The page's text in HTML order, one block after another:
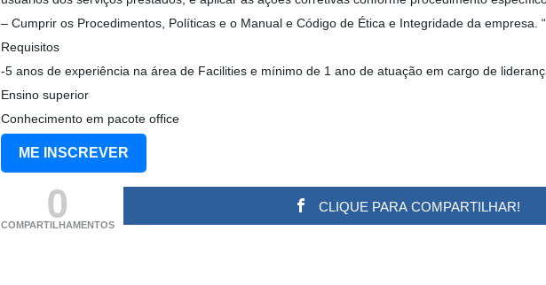
– Cumprir os Procedimentos, Políticas e o Manual e Código de Ética e Integridade da empresa. “
Requisitos
-5 anos de experiência na área de Facilities e mínimo de 1 ano de atuação em cargo de
Ensino superior
Conhecimento em pacote office
ME INSCREVER
0
COMPARTILHAMENTOS
CLIQUE PARA COMPARTILHAR!